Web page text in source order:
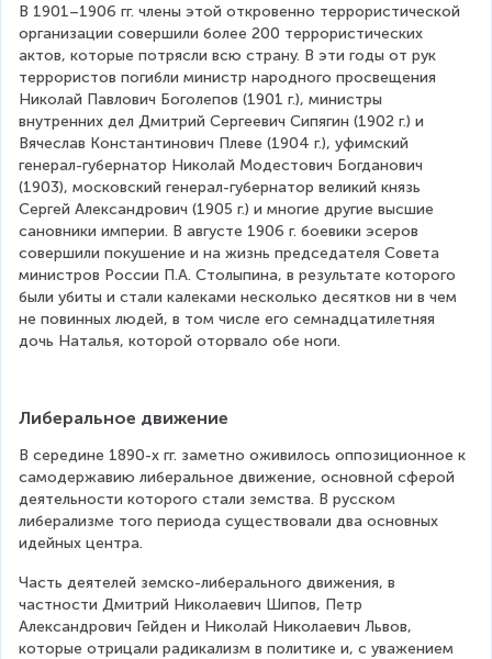
В 1901–1906 гг. члены этой откровенно террористической
организации совершили более 200 террористических
актов, которые потрясли всю страну. В эти годы от рук
террористов погибли министр народного просвещения
Николай Павлович Боголепов (1901 г.), министры
внутренних дел Дмитрий Сергеевич Сипягин (1902 г.) и
Вячеслав Константинович Плеве (1904 г.), уфимский
генерал-губернатор Николай Модестович Богданович
(1903), московский генерал-губернатор великий князь
Сергей Александрович (1905 г.) и многие другие высшие
сановники империи. В августе 1906 г. боевики эсеров
совершили покушение и на жизнь председателя Совета
министров России П.А. Столыпина, в результате которого
были убиты и стали калеками несколько десятков ни в чем
не повинных людей, в том числе его семнадцатилетняя
дочь Наталья, которой оторвало обе ноги.
Либеральное движение
В середине 1890-х гг. заметно оживилось оппозиционное к
самодержавию либеральное движение, основной сферой
деятельности которого стали земства. В русском
либерализме того периода существовали два основных
идейных центра.
Часть деятелей земско-либерального движения, в
частности Дмитрий Николаевич Шипов, Петр
Александрович Гейден и Николай Николаевич Львов,
которые отрицали радикализм в политике и, с уважением